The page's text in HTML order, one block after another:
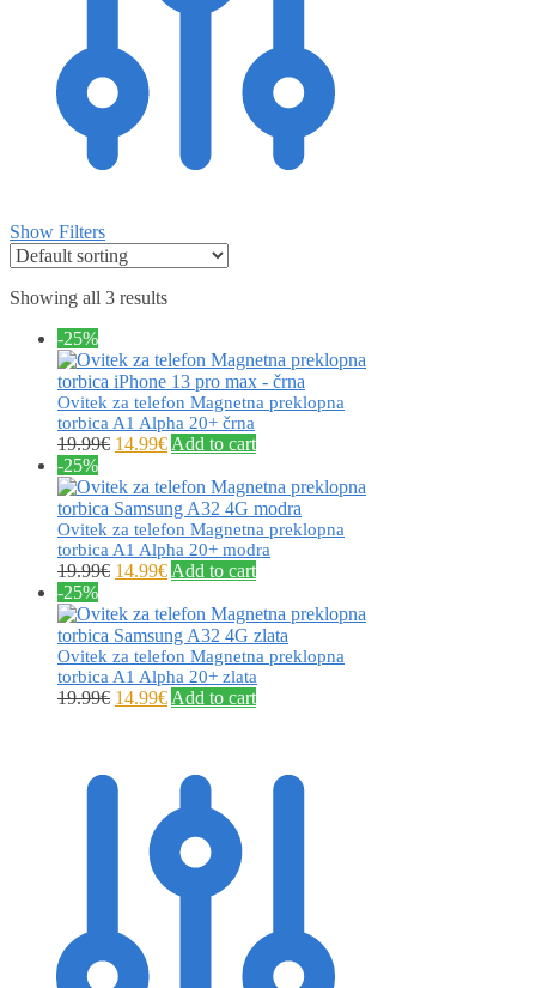
Show Filters
Showing all 3 results
-25%
Ovitek za telefon Magnetna preklopna
torbica A1 Alpha 20+ črna
19.99€ 14.99€ Add to cart
-25%
Ovitek za telefon Magnetna preklopna
torbica A1 Alpha 20+ modra
19.99€ 14.99€ Add to cart
-25%
Ovitek za telefon Magnetna preklopna
torbica A1 Alpha 20+ zlata
19.99€ 14.99€ Add to cart